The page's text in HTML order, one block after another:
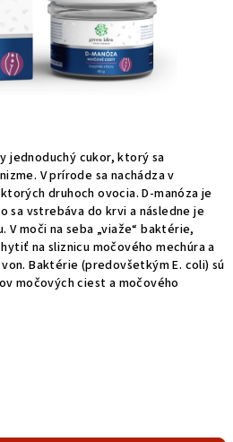
jednoduchý cukor, ktorý sa
V prírode sa nachádza v
druhoch ovocia. D-manóza je
vstrebáva do krvi a následne je
moči na seba „viaže“ baktérie,
na sliznicu močového mechúra a
Baktérie (predovšetkým E. coli) sú
močových ciest a močového